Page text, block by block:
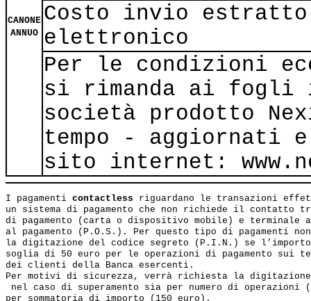
CANONE
ANNUO
Costo invio
elettronico
Per le condizioni
si rimanda ai fogli
società prodotto
tempo - aggiornati
sito internet:
I pagamenti contactless riguardano le transazioni
un sistema di pagamento che non richiede il contatto
di pagamento (carta o dispositivo mobile) e terminale
al pagamento (P.O.S.). Per questo tipo di pagamenti
la digitazione del codice segreto (P.I.N.) se
soglia di 50 euro per le operazioni di pagamento sui
dei clienti della Banca esercenti.
Per motivi di sicurezza, verrà richiesta la
nel caso di superamento sia per numero di